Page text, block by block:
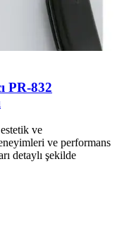
PR-832
ve
ve performans
detaylı şekilde